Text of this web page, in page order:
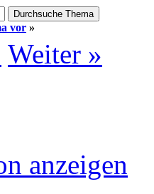
vor »
Weiter »
anzeigen